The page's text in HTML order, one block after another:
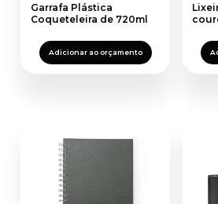
Garrafa Plástica
Coqueteleira de 720ml
Adicionar ao orçamento